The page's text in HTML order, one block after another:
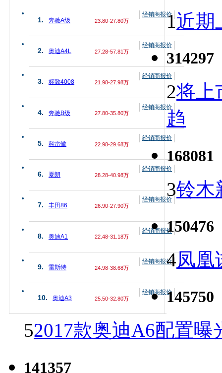
1. 奔驰A级 23.80-27.80万
经销商报价
2. 奥迪A4L 27.28-57.81万
经销商报价
3. 标致4008 21.98-27.98万
经销商报价
4. 奔驰B级 27.80-35.80万
经销商报价
5. 科雷傲 22.98-29.68万
经销商报价
6. 夏朗 28.28-40.98万
经销商报价
7. 丰田86 26.90-27.90万
经销商报价
8. 奥迪A1 22.48-31.18万
经销商报价
9. 雷斯特 24.98-38.68万
经销商报价
10. 奥迪A3 25.50-32.80万
经销商报价
1近期
314297
2将上
趋
168081
3铃木
150476
4凤凰
145750
52017款奥迪A6配置曝
141357